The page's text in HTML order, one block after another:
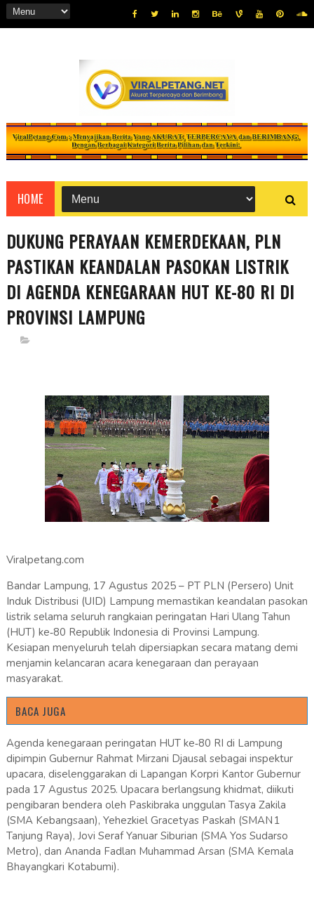
HOME
DUKUNG PERAYAAN KEMERDEKAAN, PLN
PASTIKAN KEANDALAN PASOKAN LISTRIK
DI AGENDA KENEGARAAN HUT KE-80 RI DI
PROVINSI LAMPUNG
Viralpetang.com
Bandar Lampung, 17 Agustus 2025 – PT PLN (Persero) Unit
Induk Distribusi (UID) Lampung memastikan keandalan pasokan
listrik selama seluruh rangkaian peringatan Hari Ulang Tahun
(HUT) ke‑80 Republik Indonesia di Provinsi Lampung.
Kesiapan menyeluruh telah dipersiapkan secara matang demi
menjamin kelancaran acara kenegaraan dan perayaan
masyarakat.
BACA JUGA
Agenda kenegaraan peringatan HUT ke‑80 RI di Lampung
dipimpin Gubernur Rahmat Mirzani Djausal sebagai inspektur
upacara, diselenggarakan di Lapangan Korpri Kantor Gubernur
pada 17 Agustus 2025. Upacara berlangsung khidmat, diikuti
pengibaran bendera oleh Paskibraka unggulan Tasya Zakila
(SMA Kebangsaan), Yehezkiel Gracetyas Paskah (SMAN 1
Tanjung Raya), Jovi Seraf Yanuar Siburian (SMA Yos Sudarso
Metro), dan Ananda Fadlan Muhammad Arsan (SMA Kemala
Bhayangkari Kotabumi).